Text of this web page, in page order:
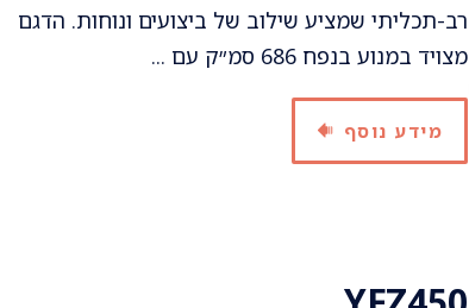
רב-תכליתי שמציע שילוב של ביצועים ונוחות. הדגם
מצויד במנוע בנפח 686 סמ״ק עם ...
מידע נוסף